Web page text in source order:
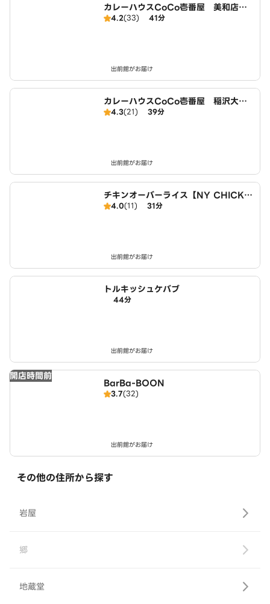
カレーハウスCoCo壱番屋 美和店（S
D）
4.2(33) 41分
出前館がお届け
カレーハウスCoCo壱番屋 稲沢大矢
店（SD）
4.3(21) 39分
出前館がお届け
チキンオーバーライス【NY CHICKE
N STAND】 名古屋店
4.0(11) 31分
出前館がお届け
トルキッシュケバブ
44分
出前館がお届け
開店時間前
BarBa-BOON
3.7(32)
出前館がお届け
その他の住所から探す
岩屋
郷
地蔵堂